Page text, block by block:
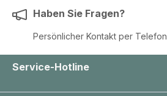
Haben Sie Fragen?
Persönlicher Kontakt per
Service-Hotline